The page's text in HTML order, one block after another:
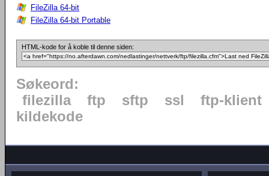
FileZilla 64-bit
FileZilla 64-bit Portable
HTML-kode for å koble til denne siden:
Søkeord:
filezilla
ftp sftp ssl
ftp-klient
kildekode